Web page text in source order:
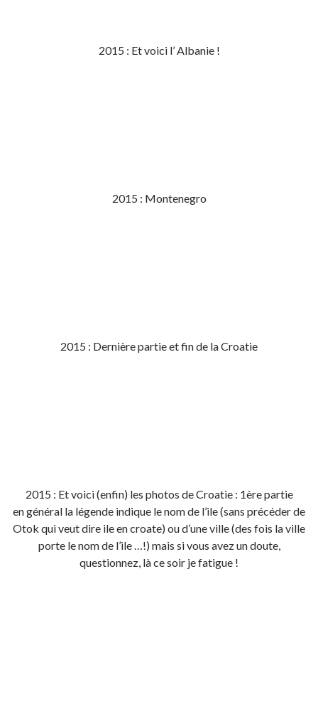
2015 : Et voici l’ Albanie !
2015 : Montenegro
2015 : Dernière partie et fin de la Croatie
2015 : Et voici (enfin) les photos de Croatie : 1ère partie
en général la légende indique le nom de l’ile (sans précéder de
Otok qui veut dire ile en croate) ou d’une ville (des fois la ville
porte le nom de l’ile …!) mais si vous avez un doute,
questionnez, là ce soir je fatigue !